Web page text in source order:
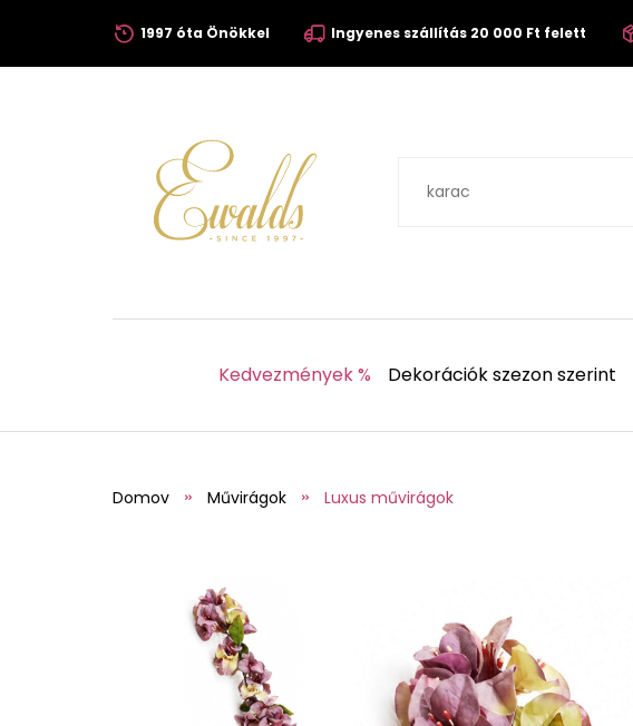
1997 óta Önökkel Ingyenes szállítás 20 000 Ft felett
Kedvezmények % Dekorációk szezon szerint
Domov Művirágok Luxus művirágok